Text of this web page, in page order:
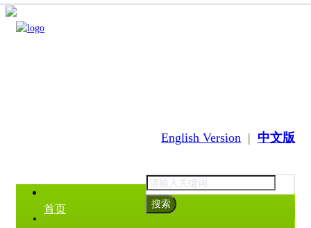
English Version | 中文版
搜索
首页